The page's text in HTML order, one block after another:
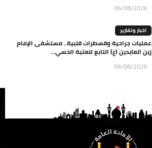
06/08/2026
اخبار وتقارير
عمليات جراحية وقسطرات قلبية.. مستشفى الإمام
زين العابدين (ع) التابع للعتبة الحسي...
06/08/2026